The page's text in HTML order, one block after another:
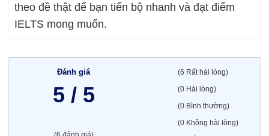
theo đề thật để bạn tiến bộ nhanh và đạt điểm
IELTS mong muốn.
Đánh giá
5 / 5
(6 Rất hài lòng)
(0 Hài lòng)
(0 Bình thường)
(0 Không hài lòng)